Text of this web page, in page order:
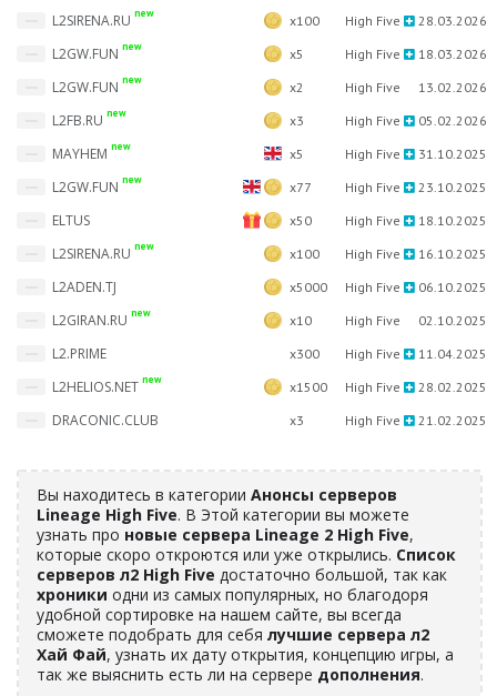
L2SIRENA.RU new x100 High Five 28.03.2026
L2GW.FUN new x5 High Five 18.03.2026
L2GW.FUN new x2 High Five 13.02.2026
L2FB.RU new x3 High Five 05.02.2026
MAYHEM new x5 High Five 31.10.2025
L2GW.FUN new x77 High Five 23.10.2025
ELTUS x50 High Five 18.10.2025
L2SIRENA.RU new x100 High Five 16.10.2025
L2ADEN.TJ x5000 High Five 06.10.2025
L2GIRAN.RU new x10 High Five 02.10.2025
L2.PRIME x300 High Five 11.04.2025
L2HELIOS.NET new x1500 High Five 28.02.2025
DRACONIC.CLUB x3 High Five 21.02.2025
Вы находитесь в категории Анонсы серверов
Lineage High Five. В Этой категории вы можете
узнать про новые сервера Lineage 2 High Five,
которые скоро откроются или уже открылись. Список
серверов л2 High Five достаточно большой, так как
хроники одни из самых популярных, но благодоря
удобной сортировке на нашем сайте, вы всегда
сможете подобрать для себя лучшие сервера л2
Хай Фай, узнать их дату открытия, концепцию игры, а
так же выяснить есть ли на сервере дополнения.